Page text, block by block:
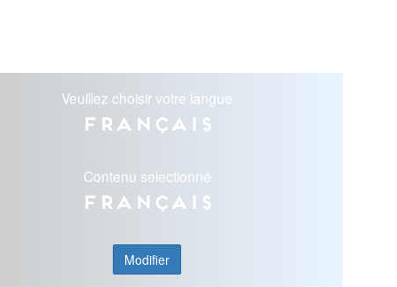
Veuillez choisir votre langue
Français
Contenu selectionné
Français
Modifier